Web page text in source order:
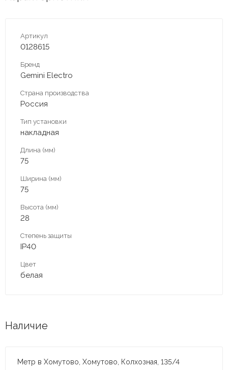
Артикул
0128615
Бренд
Gemini Electro
Страна производства
Россия
Тип установки
накладная
Длина (мм)
75
Ширина (мм)
75
Высота (мм)
28
Степень защиты
IP40
Цвет
белая
Наличие
Метр в Хомутово, Хомутово, Колхозная, 135/4